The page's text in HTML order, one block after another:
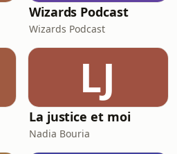
Wizards Podcast
Wizards Podcast
LJ
La justice et moi
Nadia Bouria